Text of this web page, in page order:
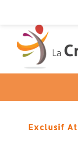
Exclusif